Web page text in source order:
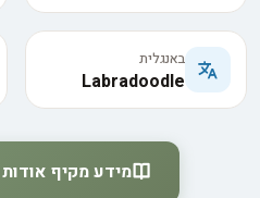
באנגלית
Labradoodle
מידע מקיף